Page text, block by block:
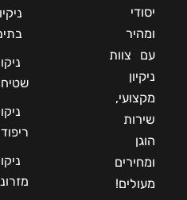
יסודי
ומהיר
עם צוות
ניקיון
מקצועי,
שירות
הוגן
ומחירים
מעולים!